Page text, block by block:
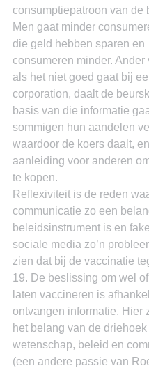
consumptiepatroon van de
Men gaat minder
die geld hebben sparen en
consumeren minder. Ander
als het niet goed gaat bij
corporation, daalt de
basis van die informatie
sommigen hun aandelen
waardoor de koers daalt,
aanleiding voor anderen
te kopen.
Reflexiviteit is de reden
communicatie zo een
beleidsinstrument is en
sociale media zo’n
zien dat bij de vaccinatie
19. De beslissing om wel
laten vaccineren is
ontvangen informatie. Hier
het belang van de driehoek
wetenschap, beleid en
(een andere passie van